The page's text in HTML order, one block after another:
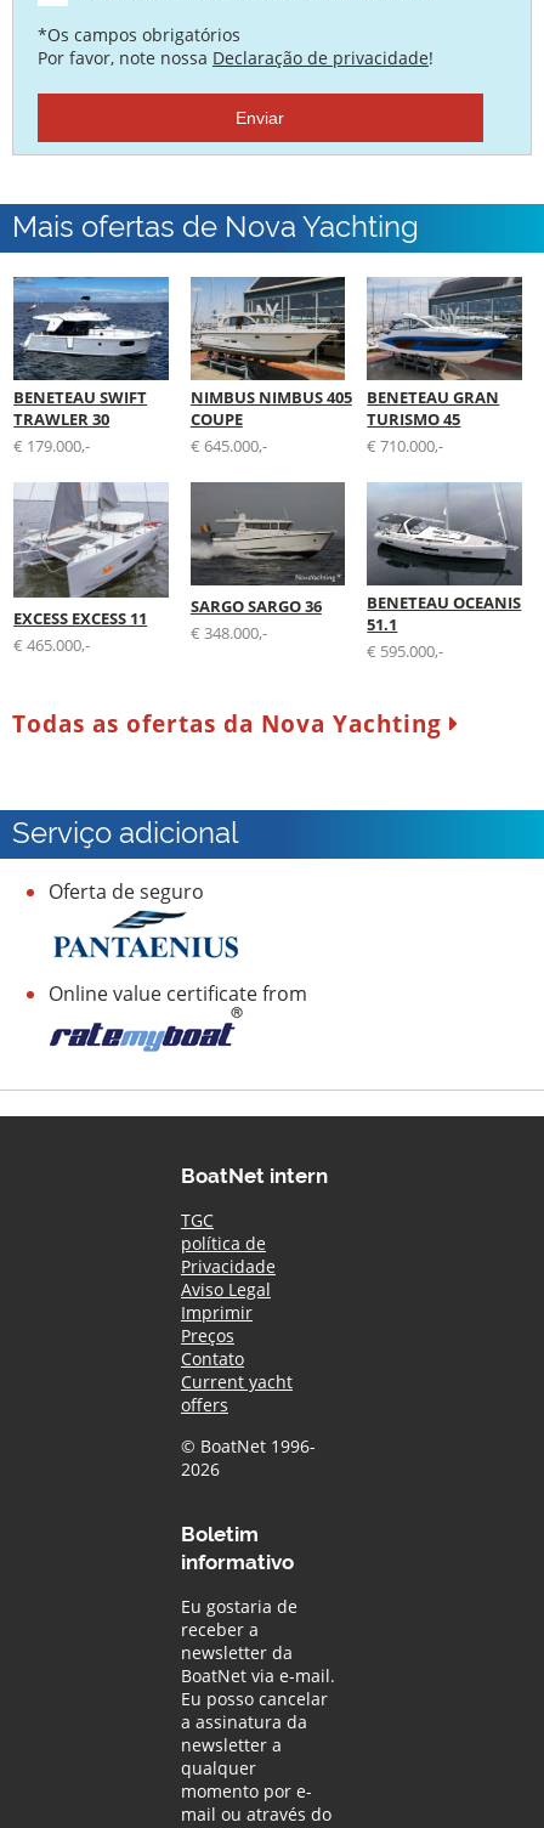
*Os campos obrigatórios
Por favor, note nossa Declaração de privacidade!
Enviar
Mais ofertas de Nova Yachting
BENETEAU SWIFT
TRAWLER 30
€ 179.000,-
NIMBUS NIMBUS 405
COUPE
€ 645.000,-
BENETEAU GRAN
TURISMO 45
€ 710.000,-
EXCESS EXCESS 11
€ 465.000,-
SARGO SARGO 36
€ 348.000,-
BENETEAU OCEANIS
51.1
€ 595.000,-
Todas as ofertas da Nova Yachting
Serviço adicional
Oferta de seguro
Online value certificate from
BoatNet intern
TGC
política de
Privacidade
Aviso Legal
Imprimir
Preços
Contato
Current yacht
offers
© BoatNet 1996-
2026
Boletim
informativo
Eu gostaria de
receber a
newsletter da
BoatNet via e-mail.
Eu posso cancelar
a assinatura da
newsletter a
qualquer
momento por e-
mail ou através do